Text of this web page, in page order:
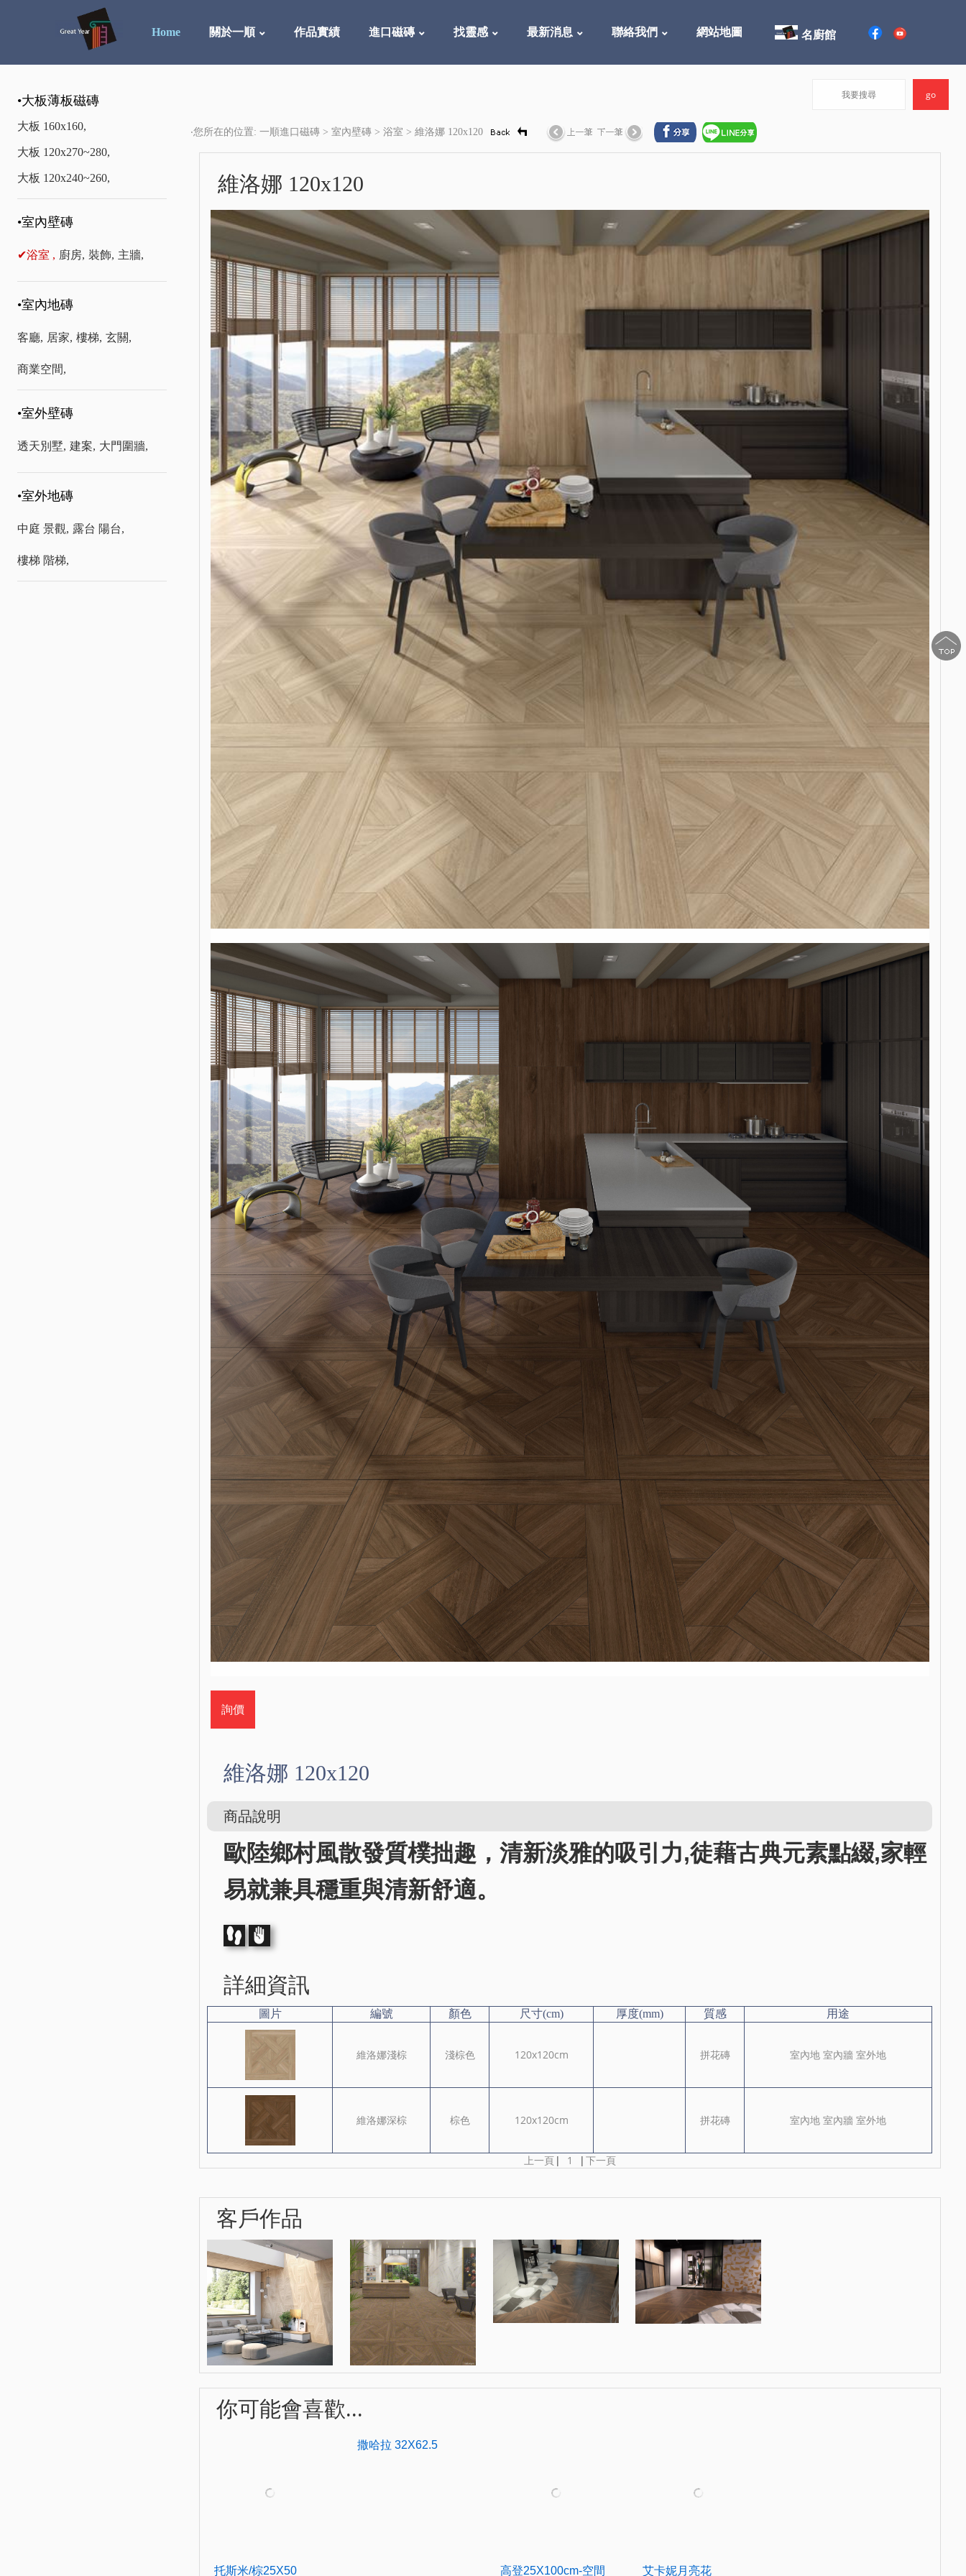
Home 關於一順 作品實績 進口磁磚 找靈感 最新消息 聯絡我們 網站地圖 名廚館
•大板薄板磁磚
大板 160x160,
大板 120x270~280,
大板 120x240~260,
•室內壁磚
✔浴室 , 廚房, 裝飾, 主牆,
•室內地磚
客廳, 居家, 樓梯, 玄關,
商業空間,
•室外壁磚
透天別墅, 建案, 大門圍牆,
•室外地磚
中庭 景觀, 露台 陽台,
樓梯 階梯,
‧您所在的位置: 一順進口磁磚 >室內壁磚 >浴室 > 維洛娜 120x120
維洛娜 120x120
詢價
維洛娜 120x120
商品說明
歐陸鄉村風散發質樸拙趣，清新淡雅的吸引力,徒藉古典元素點綴,家輕
易就兼具穩重與清新舒適。
詳細資訊
圖片 編號 顏色 尺寸(cm) 厚度(mm) 質感 用途
維洛娜淺棕 淺棕色 120x120cm 拼花磚 室內地 室內牆 室外地
維洛娜深棕 棕色 120x120cm 拼花磚 室內地 室內牆 室外地
上一頁 | 1 | 下一頁
客戶作品
你可能會喜歡...
艾卡妮月亮花